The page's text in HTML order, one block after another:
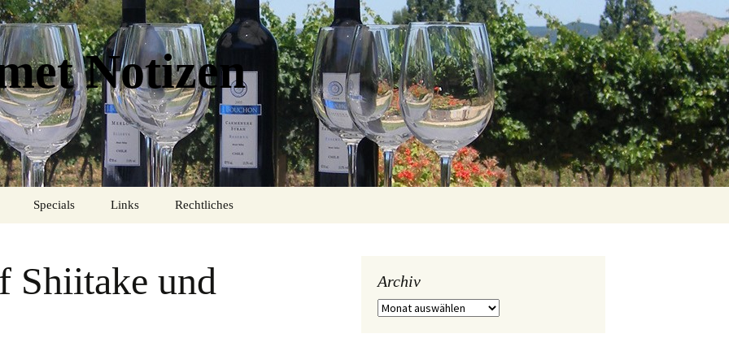
Notizen
Specials Links Rechtliches
Datenschutzerklärung
Shiitake und
Archiv
Archiv